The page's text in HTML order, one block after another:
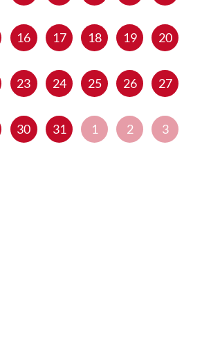
16 17 18 19 20
23 24 25 26 27
30 31 1 2 3